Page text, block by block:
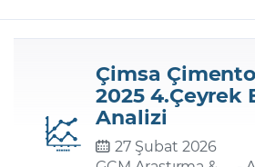
Şifreniz
Şifremi Unuttum
Çimsa
2025 4.Çeyrek
Analizi
27 Şubat 2026